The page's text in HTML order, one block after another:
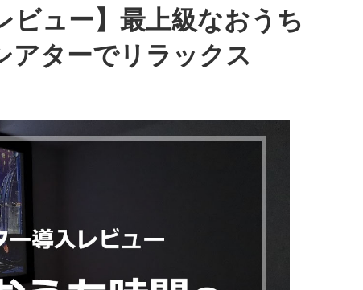
ビュー】最上級なおうち
アターでリラックス